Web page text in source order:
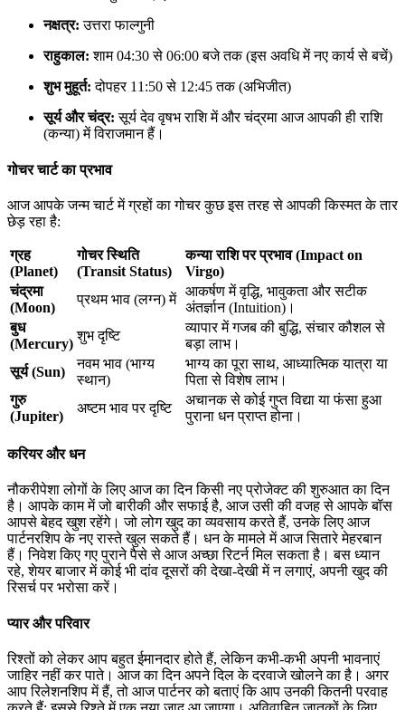
नक्षत्र: उत्तरा फाल्गुनी
राहुकाल: शाम 04:30 से 06:00 बजे तक (इस अवधि में नए कार्य से बचें)
शुभ मुहूर्त: दोपहर 11:50 से 12:45 तक (अभिजीत)
सूर्य और चंद्र: सूर्य देव वृषभ राशि में और चंद्रमा आज आपकी ही राशि
(कन्या) में विराजमान हैं।
गोचर चार्ट का प्रभाव
आज आपके जन्म चार्ट में ग्रहों का गोचर कुछ इस तरह से आपकी किस्मत के तार
छेड़ रहा है:
ग्रह
(Planet)
गोचर स्थिति
(Transit Status)
कन्या राशि पर प्रभाव (Impact on
Virgo)
चंद्रमा
(Moon)
प्रथम भाव (लग्न) में
आकर्षण में वृद्धि, भावुकता और सटीक
अंतर्ज्ञान (Intuition)।
बुध
(Mercury)
शुभ दृष्टि
व्यापार में गजब की बुद्धि, संचार कौशल से
बड़ा लाभ।
सूर्य (Sun)
नवम भाव (भाग्य
स्थान)
भाग्य का पूरा साथ, आध्यात्मिक यात्रा या
पिता से विशेष लाभ।
गुरु
(Jupiter)
अष्टम भाव पर दृष्टि
अचानक से कोई गुप्त विद्या या फंसा हुआ
पुराना धन प्राप्त होना।
करियर और धन
नौकरीपेशा लोगों के लिए आज का दिन किसी नए प्रोजेक्ट की शुरुआत का दिन
है। आपके काम में जो बारीकी और सफाई है, आज उसी की वजह से आपके बॉस
आपसे बेहद खुश रहेंगे। जो लोग खुद का व्यवसाय करते हैं, उनके लिए आज
पार्टनरशिप के नए रास्ते खुल सकते हैं। धन के मामले में आज सितारे मेहरबान
हैं। निवेश किए गए पुराने पैसे से आज अच्छा रिटर्न मिल सकता है। बस ध्यान
रहे, शेयर बाजार में कोई भी दांव दूसरों की देखा-देखी में न लगाएं, अपनी खुद की
रिसर्च पर भरोसा करें।
प्यार और परिवार
रिश्तों को लेकर आप बहुत ईमानदार होते हैं, लेकिन कभी-कभी अपनी भावनाएं
जाहिर नहीं कर पाते। आज का दिन अपने दिल के दरवाजे खोलने का है। अगर
आप रिलेशनशिप में हैं, तो आज पार्टनर को बताएं कि आप उनकी कितनी परवाह